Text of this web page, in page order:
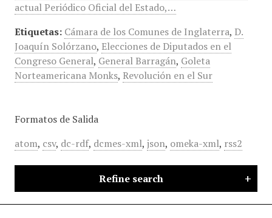
actual Periódico Oficial del Estado,…
Etiquetas: Cámara de los Comunes de Inglaterra, D.
Joaquín Solórzano, Elecciones de Diputados en el
Congreso General, General Barragán, Goleta
Norteamericana Monks, Revolución en el Sur
Formatos de Salida
atom, csv, dc-rdf, dcmes-xml, json, omeka-xml, rss2
Refine search